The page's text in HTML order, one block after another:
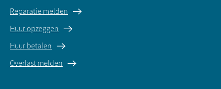
Reparatie melden
Huur opzeggen
Huur betalen
Overlast melden